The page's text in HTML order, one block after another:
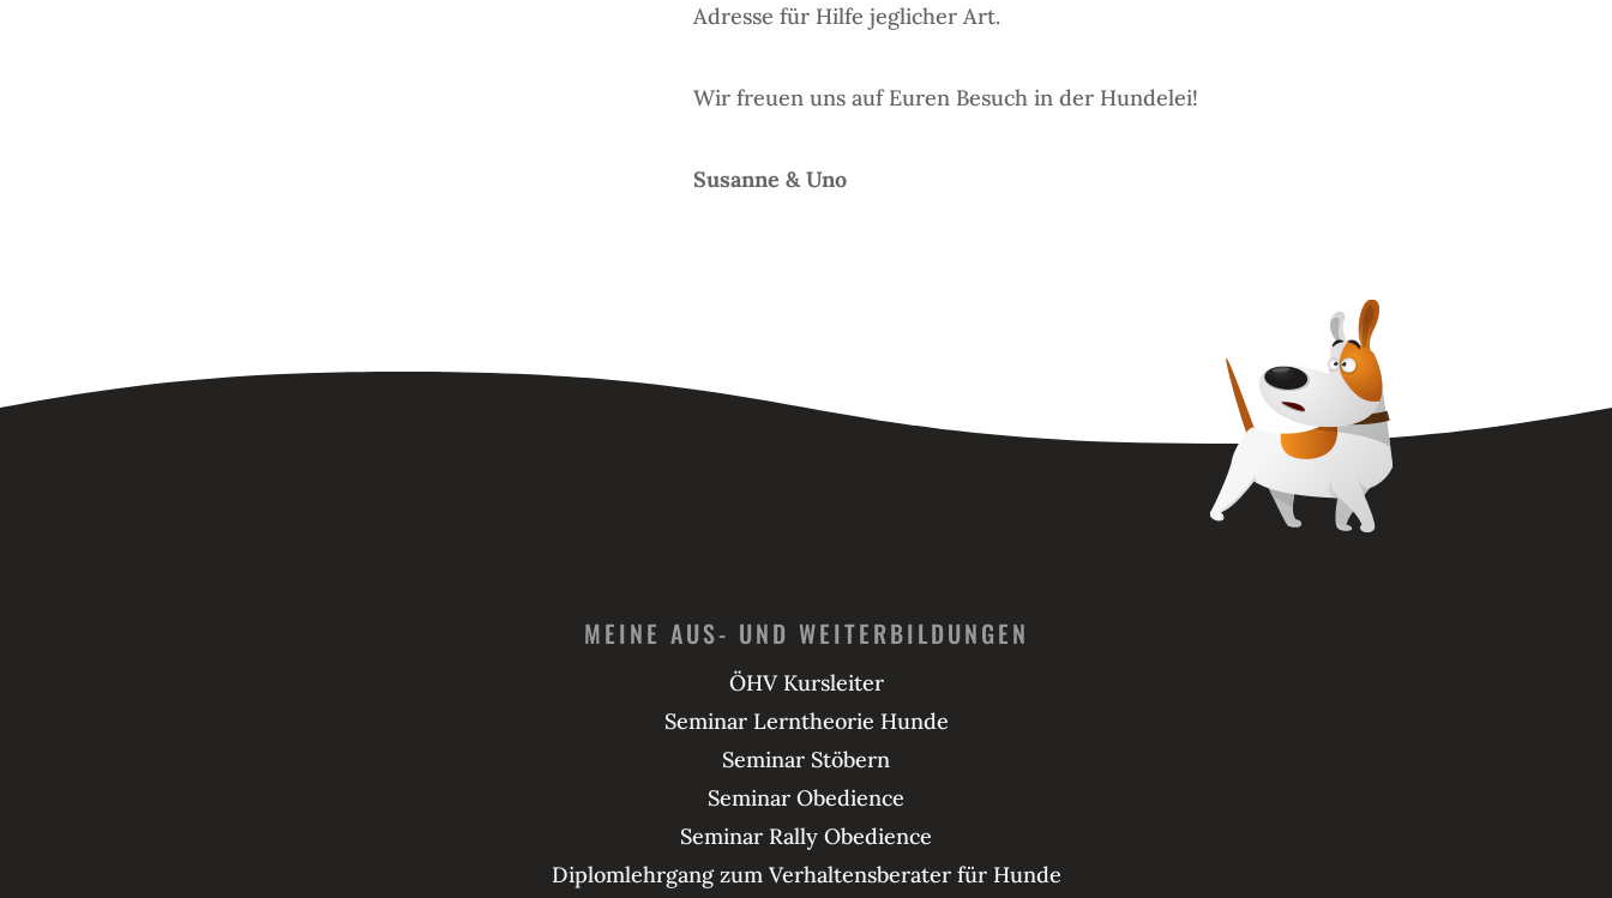
Adresse für Hilfe jeglicher Art.
Wir freuen uns auf Euren Besuch in der Hundelei!
Susanne & Uno
MEINE AUS- UND WEITERBILDUNGEN
ÖHV Kursleiter
Seminar Lerntheorie Hunde
Seminar Stöbern
Seminar Obedience
Seminar Rally Obedience
Diplomlehrgang zum Verhaltensberater für Hunde